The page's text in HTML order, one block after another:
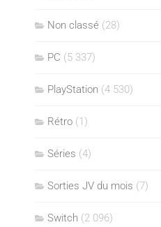
Non classé (28)
PC (5 337)
PlayStation (4 530)
Rétro (1)
Séries (4)
Sorties JV du mois (7)
Switch (2 096)